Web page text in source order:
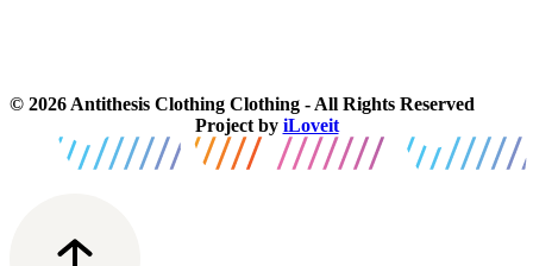
© 2026 Antithesis Clothing Clothing - All Rights Reserved
Project by iLoveit